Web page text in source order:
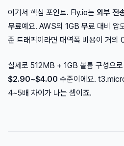
여기서 핵심 포인트. Fly.io는 외부 전
무료예요. AWS의 1GB 무료 대비 압
준 트래픽이라면 대역폭 비용이 거의
실제로 512MB + 1GB 볼륨 구성으
$2.90~$4.00 수준이에요.
4~5배 차이가 나는 셈이죠.